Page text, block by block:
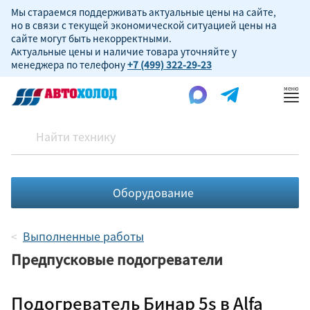
Мы стараемся поддерживать актуальные цены на сайте,
но в связи с текущей экономической ситуацией цены на
сайте могут быть некорректными.
Актуальные цены и наличие товара уточняйте у
менеджера по телефону+7 (499) 322-29-23
Оборудование
Выполненные работы
Предпусковые подогреватели
Подогреватель Бинар 5s в Alfa